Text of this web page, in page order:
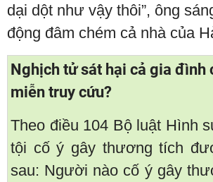
dại dột như vậy thôi”, ông
động đâm chém cả nhà của
Nghịch tử sát hại cả gia đình
miễn truy cứu?
Theo điều 104 Bộ luật Hình
tội cố ý gây thương tích
sau: Người nào cố ý gây